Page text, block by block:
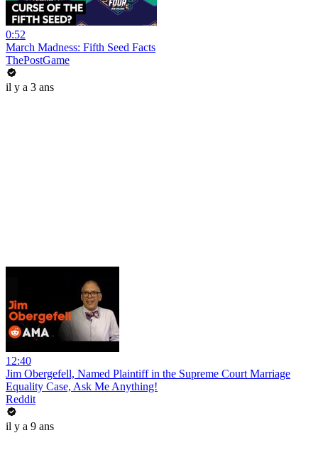
0:52
March Madness: Fifth Seed Facts
ThePostGame
il y a 3 ans
12:40
Jim Obergefell, Named Plaintiff in the Supreme Court Marriage
Equality Case, Ask Me Anything!
Reddit
il y a 9 ans